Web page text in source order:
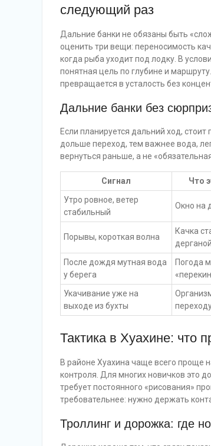
следующий раз
Дальние банки не обязаны быть
оценить три вещи: переносимость
когда рыба уходит под лодку. В
понятная цель по глубине и
превращается в усталость без
Дальние банки без
Если планируется дальний ход,
дольше переход, тем важнее вода,
вернуться раньше, а не
Сигнал Что
Утро ровное, ветер
стабильный
Окно на
Порывы, короткая волна
Качка
дерганой
После дождя мутная вода
у берега
Погода
Укачивание уже на
выходе из бухты
Тактика в Хуахине: что
В районе Хуахина чаще всего проще
контроля. Для многих новичков это
требует постоянного «рисования»
требовательнее: нужно держать
Троллинг и дорожка: где